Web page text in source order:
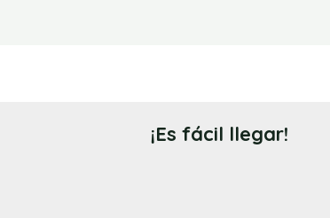
¡Es fácil llegar!